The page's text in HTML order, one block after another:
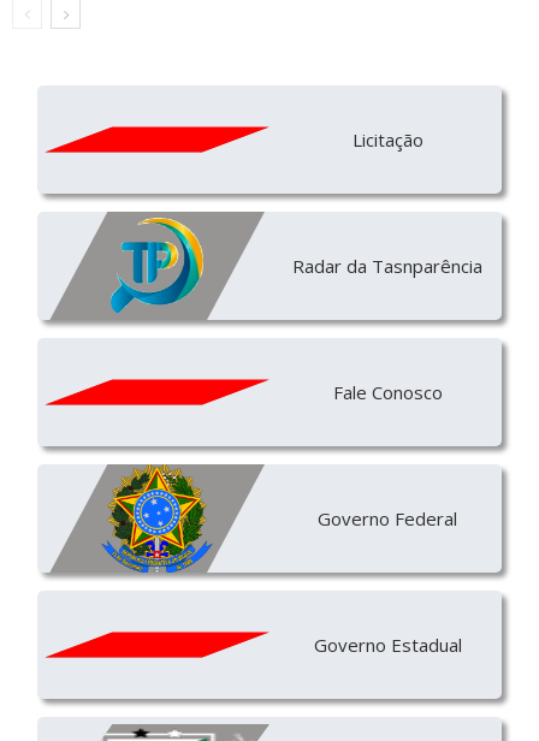
Licitação
Radar da Tasnparência
Fale Conosco
Governo Federal
Governo Estadual